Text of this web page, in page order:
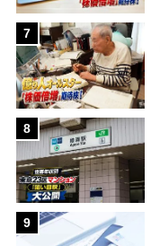
7
8
9